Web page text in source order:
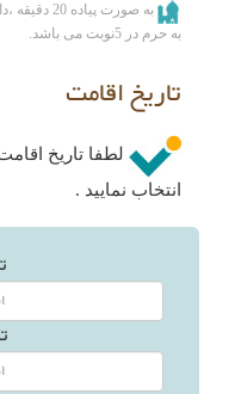
به صورت
به حرم در 5نوبت می باشد.
تاریخ اقامت
لطفا تاریخ
انتخاب نمایید .